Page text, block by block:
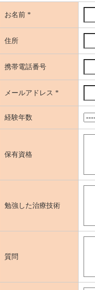
お名前 *
住所
携帯電話番号
メールアドレス *
経験年数
保有資格
勉強した治療技術
質問